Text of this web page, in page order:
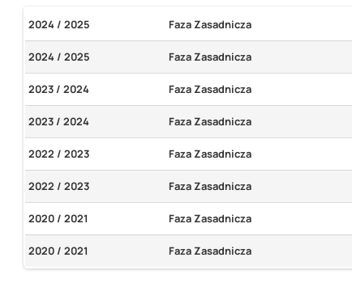
2024 / 2025 Faza Zasadnicza
2024 / 2025 Faza Zasadnicza
2023 / 2024 Faza Zasadnicza
2023 / 2024 Faza Zasadnicza
2022 / 2023 Faza Zasadnicza
2022 / 2023 Faza Zasadnicza
2020 / 2021 Faza Zasadnicza
2020 / 2021 Faza Zasadnicza